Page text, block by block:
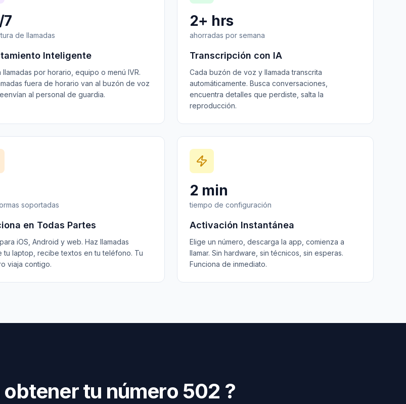
de llamadas
Inteligente
llamadas por horario, equipo o menú IVR.
fuera de horario van al buzón de voz
al personal de guardia.
2+ hrs
ahorradas por semana
Transcripción con IA
Cada buzón de voz y llamada transcrita
automáticamente. Busca conversaciones,
encuentra detalles que perdiste, salta la
reproducción.
soportadas
en Todas Partes
iOS, Android y web. Haz llamadas
tu laptop, recibe textos en tu teléfono. Tu
viaja contigo.
2 min
tiempo de configuración
Activación Instantánea
Elige un número, descarga la app, comienza a
llamar. Sin hardware, sin técnicos, sin esperas.
Funciona de inmediato.
tu número 502 ?